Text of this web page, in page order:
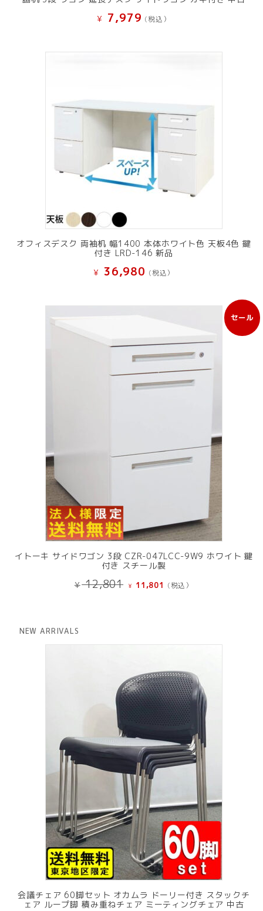
¥ 7,979 (税込）
オフィスデスク 両袖机 幅1400 本体ホワイト色 天板4色 鍵
付き LRD-146 新品
¥ 36,980 (税込）
セール
販
売
イトーキ サイドワゴン 3段 CZR-047LCC-9W9 ホワイト 鍵
付き スチール製
¥12,801 元
た。
¥ 11,801 現
す。
(税込）
NEW ARRIVALS
会議チェア 60脚セット オカムラ ドーリー付き スタックチ
ェア ループ脚 積み重ねチェア ミーティングチェア 中古